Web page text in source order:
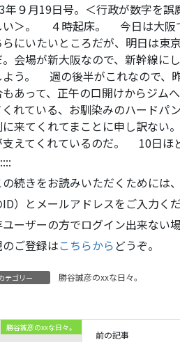
年９月19日号。＜行政が数字を
い＞。 ４時起床。 今日は大阪
らにいたいところだが、明日は東
。会場が新大阪なので、新幹線に
よう。 週の後半がこれなので、
あって、正午の口開けからジム
くれている、お馴染みのハードパ
に来てくれてまことに申し訳ない
支えてくれているのだ。 10日ほ
の続きをお読みいただくためには
）とメールアドレスをご入力くだ
ーザーの方でログイン出来ない
ご登録はこちらから どうぞ。
テゴリー 勝谷誠彦のxxな日々。
勝谷誠彦のxxな日々。
前の記事